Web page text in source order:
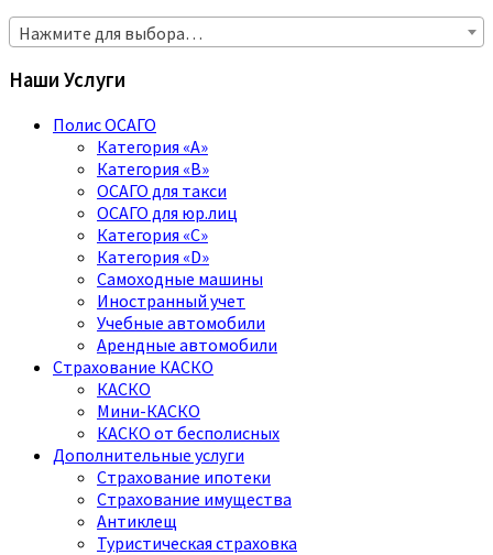
Нажмите для выбора…
Наши Услуги
Полис ОСАГО
Категория «A»
Категория «B»
ОСАГО для такси
ОСАГО для юр.лиц
Категория «C»
Категория «D»
Самоходные машины
Иностранный учет
Учебные автомобили
Арендные автомобили
Страхование КАСКО
КАСКО
Мини-КАСКО
КАСКО от бесполисных
Дополнительные услуги
Страхование ипотеки
Страхование имущества
Антиклещ
Туристическая страховка